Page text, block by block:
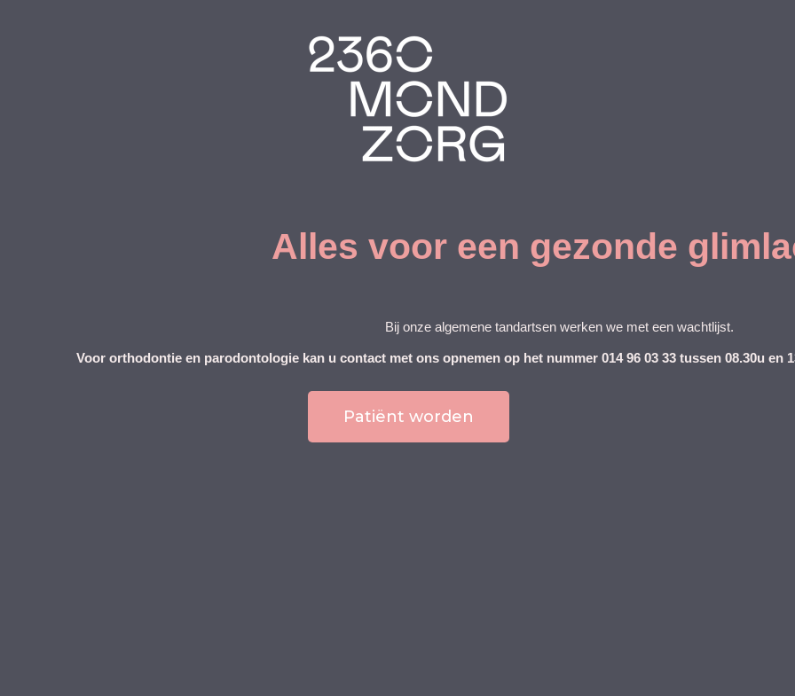
Alles voor een gezonde
Bij onze algemene tandartsen werken we met een wachtlijst.
Voor orthodontie en parodontologie kan u contact met ons opnemen op het nummer 014 96 03 33 tussen 08.30u en
Patiënt worden